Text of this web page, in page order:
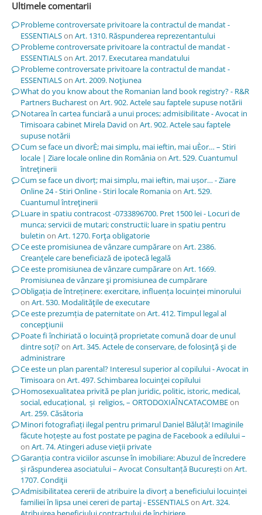
Ultimele comentarii
Probleme controversate privitoare la contractul de mandat -
ESSENTIALSon Art. 1310. Răspunderea reprezentantului
Probleme controversate privitoare la contractul de mandat -
ESSENTIALSon Art. 2017. Executarea mandatului
Probleme controversate privitoare la contractul de mandat -
ESSENTIALSon Art. 2009. Noţiunea
What do you know about the Romanian land book registry? - R&R
Partners Buchareston Art. 902. Actele sau faptele supuse notării
Notarea în cartea funciară a unui proces; admisibilitate - Avocat in
Timisoara cabinet Mirela David on Art. 902. Actele sau faptele
supuse notării
Cum se face un divorÈ; mai simplu, mai ieftin, mai uÈor… – Stiri
locale | Ziare locale online din Româniaon Art. 529. Cuantumul
întreţinerii
Cum se face un divorț; mai simplu, mai ieftin, mai ușor… - Ziare
Online 24 - Stiri Online - Stiri locale Romaniaon Art. 529.
Cuantumul întreţinerii
Luare in spatiu contracost -0733896700. Pret 1500 lei - Locuri de
munca; servicii de mutari; constructii; luare in spatiu pentru
buletin on Art. 1270. Forţa obligatorie
Ce este promisiunea de vânzare cumpărareon Art. 2386.
Creanţele care beneficiază de ipotecă legală
Ce este promisiunea de vânzare cumpărareon Art. 1669.
Promisiunea de vânzare şi promisiunea de cumpărare
Obligația de întreținere: exercitare, influența locuinței minorului
on Art. 530. Modalităţile de executare
Ce este prezumția de paternitateon Art. 412. Timpul legal al
concepţiunii
Poate fi închiriată o locuință proprietate comună doar de unul
dintre soți?on Art. 345. Actele de conservare, de folosinţă şi de
administrare
Ce este un plan parental? Interesul superior al copilului - Avocat in
Timisoaraon Art. 497. Schimbarea locuinţei copilului
Homosexualitatea privită pe plan juridic, politic, istoric, medical,
social, educațional, și religios, – ORTODOXIAÎNCATACOMBEon
Art. 259. Căsătoria
Minori fotografiați ilegal pentru primarul Daniel Băluță! Imaginile
făcute hoțește au fost postate pe pagina de Facebook a edilului –
on Art. 74. Atingeri aduse vieţii private
Garanția contra viciilor ascunse în imobiliare: Abuzul de încredere
și răspunderea asociatului – Avocat Consultanță Bucureștion Art.
1707. Condiţii
Admisibilitatea cererii de atribuire la divorț a beneficiului locuinței
familiei în lipsa unei cereri de partaj - ESSENTIALSon Art. 324.